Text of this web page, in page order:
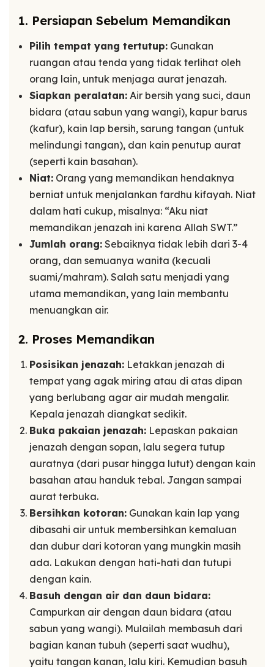
1. Persiapan Sebelum Memandikan
Pilih tempat yang tertutup: Gunakan
ruangan atau tenda yang tidak terlihat oleh
orang lain, untuk menjaga aurat jenazah.
Siapkan peralatan: Air bersih yang suci, daun
bidara (atau sabun yang wangi), kapur barus
(kafur), kain lap bersih, sarung tangan (untuk
melindungi tangan), dan kain penutup aurat
(seperti kain basahan).
Niat: Orang yang memandikan hendaknya
berniat untuk menjalankan fardhu kifayah. Niat
dalam hati cukup, misalnya: “Aku niat
memandikan jenazah ini karena Allah SWT.”
Jumlah orang: Sebaiknya tidak lebih dari 3-4
orang, dan semuanya wanita (kecuali
suami/mahram). Salah satu menjadi yang
utama memandikan, yang lain membantu
menuangkan air.
2. Proses Memandikan
Posisikan jenazah: Letakkan jenazah di
tempat yang agak miring atau di atas dipan
yang berlubang agar air mudah mengalir.
Kepala jenazah diangkat sedikit.
Buka pakaian jenazah: Lepaskan pakaian
jenazah dengan sopan, lalu segera tutup
auratnya (dari pusar hingga lutut) dengan kain
basahan atau handuk tebal. Jangan sampai
aurat terbuka.
Bersihkan kotoran: Gunakan kain lap yang
dibasahi air untuk membersihkan kemaluan
dan dubur dari kotoran yang mungkin masih
ada. Lakukan dengan hati-hati dan tutupi
dengan kain.
Basuh dengan air dan daun bidara:
Campurkan air dengan daun bidara (atau
sabun yang wangi). Mulailah membasuh dari
bagian kanan tubuh (seperti saat wudhu),
yaitu tangan kanan, lalu kiri. Kemudian basuh